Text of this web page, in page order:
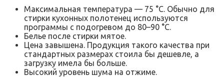
Максимальная температура — 75 °C. Обычно для
стирки кухонных полотенец используются
программы с подогревом до 80–90 °C.
Белье после стирки мятое.
Цена завышена. Продукция такого качества при
стандартных размерах стоила бы дешевле, а
загрузку имела бы больше.
Высокий уровень шума на отжиме.